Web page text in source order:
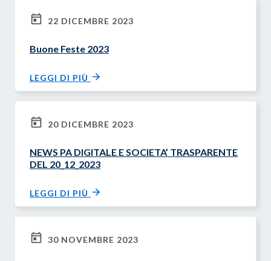
22 DICEMBRE 2023
Buone Feste 2023
LEGGI DI PIÙ
20 DICEMBRE 2023
NEWS PA DIGITALE E SOCIETA’ TRASPARENTE
DEL 20_12_2023
LEGGI DI PIÙ
30 NOVEMBRE 2023